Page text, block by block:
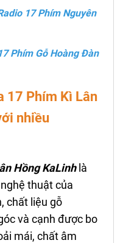
17 Phím Nguyên
Phím Gỗ Hoàng Đàn
17 Phím Kì Lân
nhiều
HồngKaLinhlà
thuật của
chất liệu gỗ
và cạnh được bo
mái, chất âm